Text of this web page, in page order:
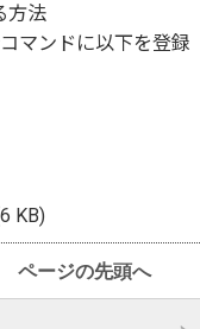
方法
マンドに以下を登録
KB)
ページの先頭へ